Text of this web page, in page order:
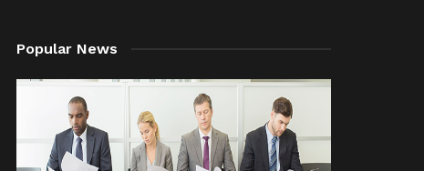
Popular News